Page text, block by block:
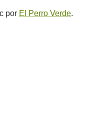
por El Perro Verde.